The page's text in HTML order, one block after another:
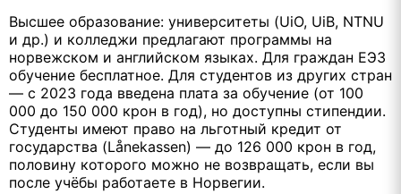
Высшее образование: университеты (UiO, UiB, NTNU
и др.) и колледжи предлагают программы на
норвежском и английском языках. Для граждан ЕЭЗ
обучение бесплатное. Для студентов из других стран
— с 2023 года введена плата за обучение (от 100
000 до 150 000 крон в год), но доступны стипендии.
Студенты имеют право на льготный кредит от
государства (Lånekassen) — до 126 000 крон в год,
половину которого можно не возвращать, если вы
после учёбы работаете в Норвегии.